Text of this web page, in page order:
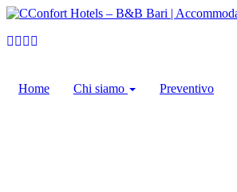
Home Chi siamo Preventivo